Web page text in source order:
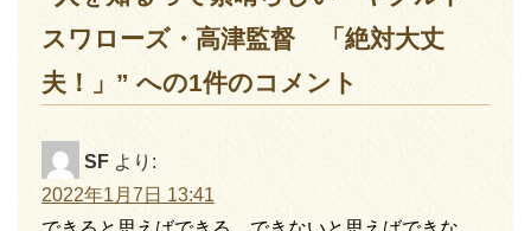
スワローズ・高津監督 「絶対大丈
夫！」” への1件のコメント
SF より:
2022年1月7日 13:41